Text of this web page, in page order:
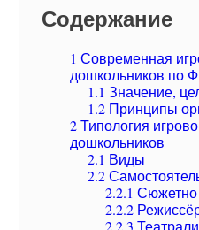
Содержание
1 Современная
дошкольников по
1.1 Значение,
1.2 Принципы
2Типология
дошкольников
2.1 Виды
2.2
2.2.1
2.2.2
2.2.3